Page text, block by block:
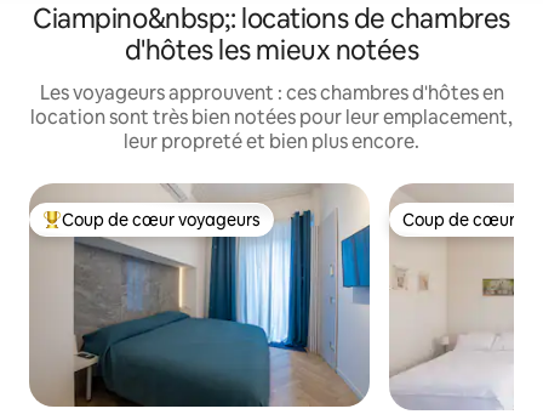
Ciampino&nbsp;: locations de chambres
d'hôtes les mieux notées
Les voyageurs approuvent : ces chambres d'hôtes en
location sont très bien notées pour leur emplacement,
leur propreté et bien plus encore.
Coups de cœur voyageurs les plus appréciés
Coup de cœur voyageurs Coup de cœur
Coup de cœur